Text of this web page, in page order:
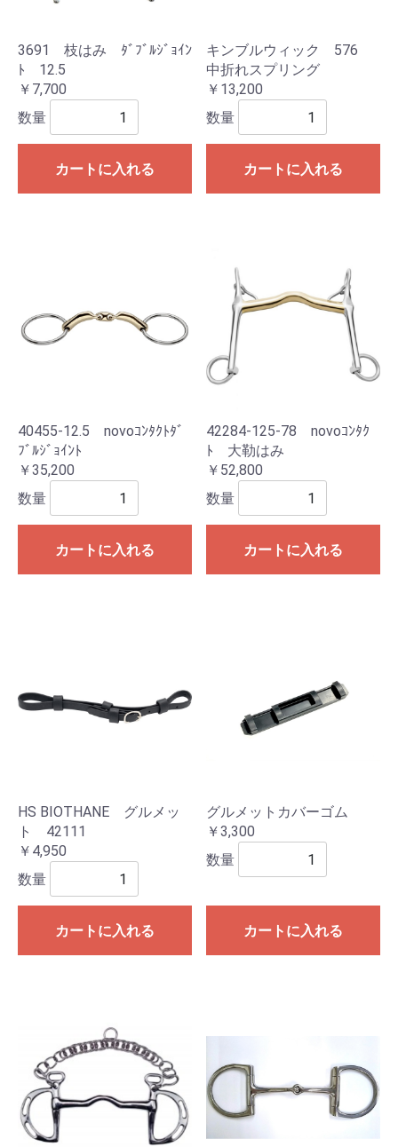
3691 枝はみ ﾀﾞﾌﾞﾙｼﾞｮｲﾝ
ﾄ 12.5
￥7,700
数量
カートに入れる
キンブルウィック 576
中折れスプリング
￥13,200
数量
カートに入れる
40455-12.5 novoｺﾝﾀｸﾄﾀﾞ
ﾌﾞﾙｼﾞｮｲﾝﾄ
￥35,200
数量
カートに入れる
42284-125-78 novoｺﾝﾀｸ
ﾄ 大勒はみ
￥52,800
数量
カートに入れる
HS BIOTHANE グルメッ
ト 42111
￥4,950
数量
カートに入れる
グルメットカバーゴム
￥3,300
数量
カートに入れる